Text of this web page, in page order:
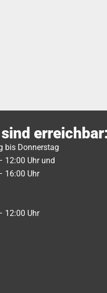
erreichbar:
bis Donnerstag
12:00 Uhr und
16:00 Uhr
12:00 Uhr